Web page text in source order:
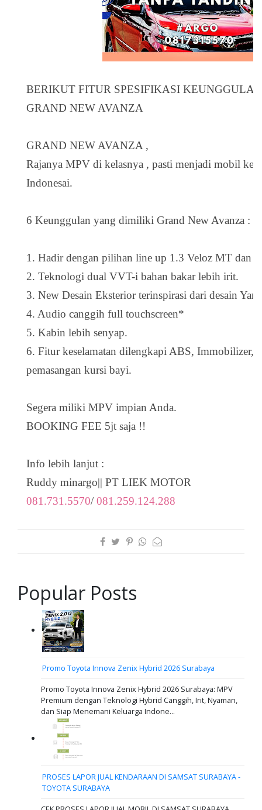
BERIKUT FITUR SPESIFIKASI
GRAND NEW AVANZA
GRAND NEW AVANZA ,
Rajanya MPV di kelasnya , pasti menjadi mobil
Indonesai.
6 Keunggulan yang dimiliki Grand New Avanza :
1. Hadir dengan pilihan line up 1.3 Veloz MT dan
2. Teknologi dual VVT-i bahan bakar lebih irit.
3. New Desain Eksterior terinspirasi dari desain
4. Audio canggih full touchscreen*
5. Kabin lebih senyap.
6. Fitur keselamatan dilengkapi ABS, Immobilizer,
pemasangan kursi bayi.
Segera miliki MPV impian Anda.
BOOKING FEE 5jt saja !!
Info lebih lanjut :
Ruddy minargo|| PT LIEK MOTOR
081.731.5570/ 081.259.124.288
Popular Posts
Promo Toyota Innova Zenix Hybrid 2026 Surabaya
Promo Toyota Innova Zenix Hybrid 2026 Surabaya: MPV
Premium dengan Teknologi Hybrid Canggih, Irit, Nyaman,
dan Siap Menemani Keluarga Indone...
PROSES LAPOR JUAL KENDARAAN DI SAMSAT SURABAYA -
TOYOTA SURABAYA